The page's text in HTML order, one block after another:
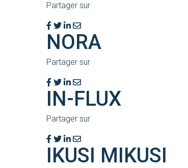
Partager sur
NORA
Partager sur
IN-FLUX
Partager sur
IKUSI MIKUSI